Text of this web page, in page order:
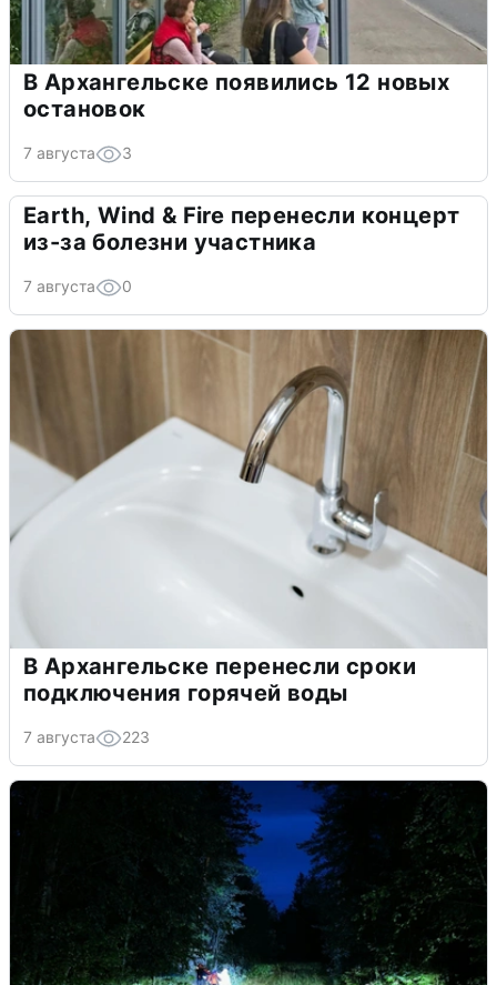
В Архангельске появились 12 новых
остановок
7 августа 3
Earth, Wind & Fire перенесли концерт
из-за болезни участника
7 августа 0
В Архангельске перенесли сроки
подключения горячей воды
7 августа 223